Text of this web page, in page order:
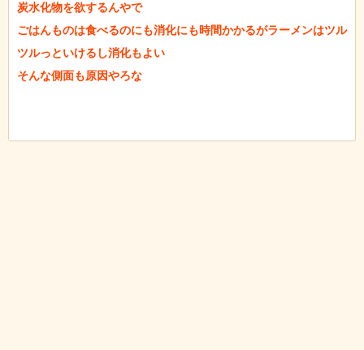
炭水化物を欲するんやで
ごはんものは食べるのにも消化にも時間かかるがラーメンはツル
ツルっといけるし消化もよい
そんな側面も原因やろな